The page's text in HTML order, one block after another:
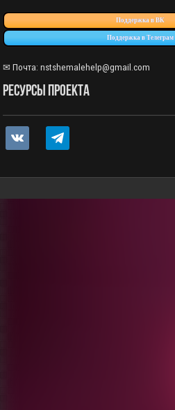
Поддержка в ВК
Поддержка в Телеграм
✉ Почта: nstshemalehelp@gmail.com
РЕСУРСЫ ПРОЕКТА
vkontakte telegram